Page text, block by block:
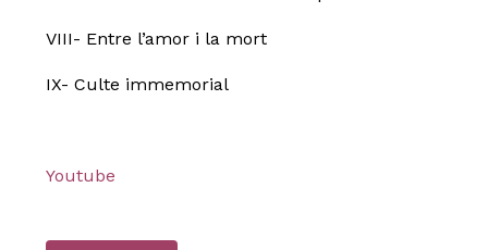
No hi ha productes a la cistella.
VIII- Entre l’amor i la mort
IX- Culte immemorial
Youtube